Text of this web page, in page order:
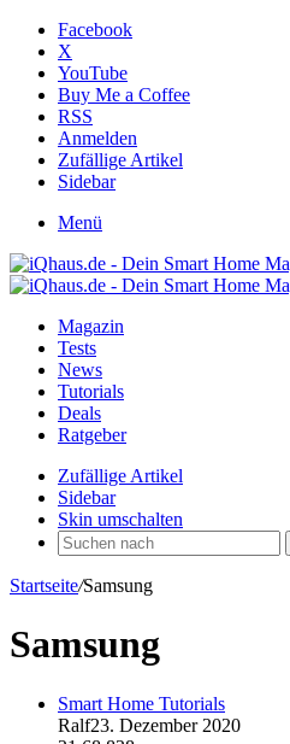
Facebook
X
YouTube
Buy Me a Coffee
RSS
Anmelden
Zufällige Artikel
Sidebar
Menü
Magazin
Tests
News
Tutorials
Deals
Ratgeber
Zufällige Artikel
Sidebar
Skin umschalten
Startseite/Samsung
Samsung
Smart Home Tutorials
Ralf23. Dezember 2020